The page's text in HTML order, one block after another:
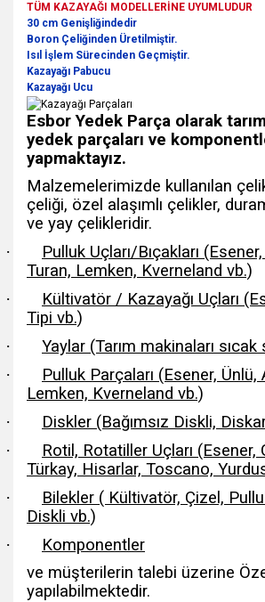
TÜM KAZAYAĞI MODELLERİNE UYUMLUDUR
30 cm Genişliğindedir
Boron Çeliğinden Üretilmiştir.
Isıl İşlem Sürecinden Geçmiştir.
Kazayağı Pabucu
Kazayağı Ucu
Esbor Yedek Parça olarak
yedek parçaları ve
yapmaktayız.
Malzemelerimizde kullanılan
çeliği, özel alaşımlı çelikler,
ve yay çelikleridir.
·
Pulluk Uçları/Bıçakları
Turan, Lemken, Kverneland vb.)
·
Kültivatör / Kazayağı Uçları
Tipi vb.)
· Yaylar (Tarım makinaları sıcak
·
Pulluk Parçaları (Esener, Ünlü,
Lemken, Kverneland vb.)
· Diskler (Bağımsız Diskli,
·
Rotil, Rotatiller Uçları (Esener,
Türkay, Hisarlar, Toscano,
·
Bilekler ( Kültivatör, Çizel,
Diskli vb.)
·
Komponentler
ve müşterilerin talebi üzerine
yapılabilmektedir.